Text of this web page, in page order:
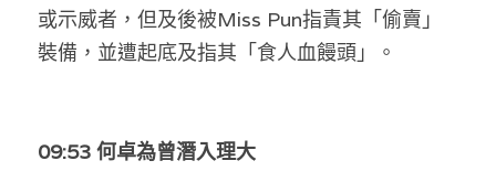
或示威者，但及後被Miss Pun指責其「偷賣」
裝備，並遭起底及指其「食人血饅頭」。
09:53 何卓為曾潛入理大